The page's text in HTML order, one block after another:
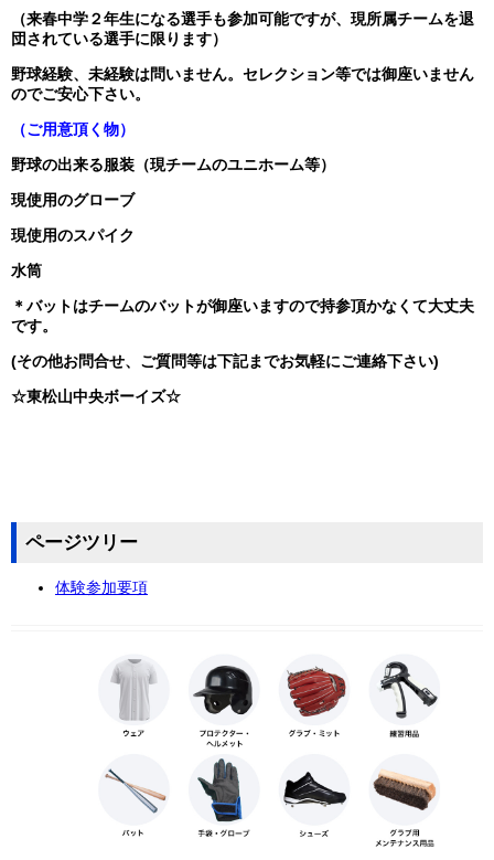
（来春中学２年生になる選手も参加可能ですが、現所属チームを退
団されている選手に限ります）
野球経験、未経験は問いません。セレクション等では御座いません
のでご安心下さい。
（ご用意頂く物）
野球の出来る服装（現チームのユニホーム等）
現使用のグローブ
現使用のスパイク
水筒
＊バットはチームのバットが御座いますので持参頂かなくて大丈夫
です。
(その他お問合せ、ご質問等は下記までお気軽にご連絡下さい)
☆東松山中央ボーイズ☆
ページツリー
体験参加要項